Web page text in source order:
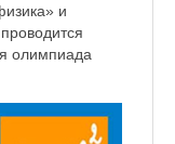
и
олимпиада